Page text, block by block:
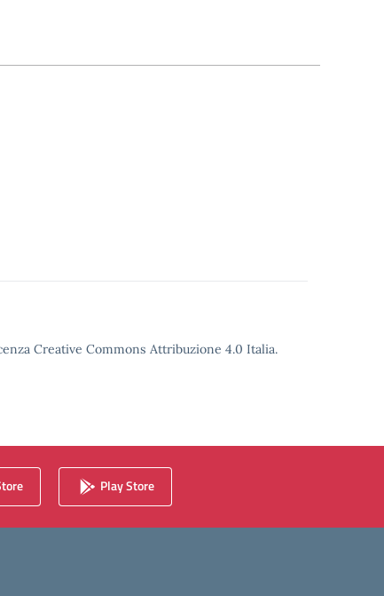
Creative Commons Attribuzione 4.0 Italia.
Play Store